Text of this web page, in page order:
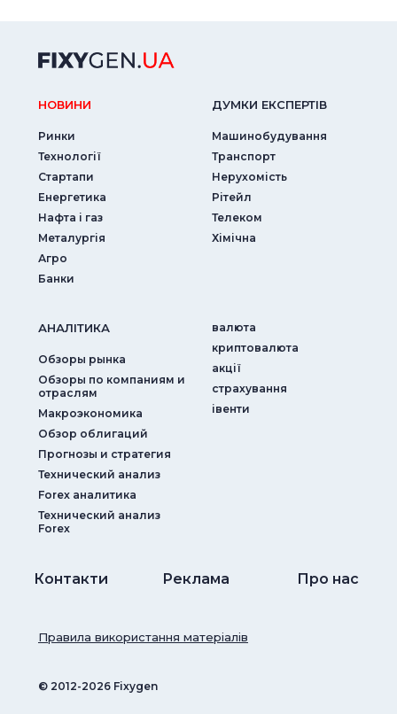
НОВИНИ
Ринки
Технології
Стартапи
Енергетика
Нафта і газ
Металургія
Агро
Банки
ДУМКИ ЕКСПЕРТIВ
Машинобудування
Транспорт
Нерухомість
Рітейл
Телеком
Хімічна
АНАЛIТИКА
Обзоры рынка
Обзоры по компаниям и
отраслям
Макроэкономика
Обзор облигаций
Прогнозы и стратегия
Технический анализ
Forex аналитика
Технический анализ
Forex
валюта
криптовалюта
акції
страхування
iвенти
Контакти Реклама Про нас
© ‎2012-2026 Fixygen
Правила використання матеріалів